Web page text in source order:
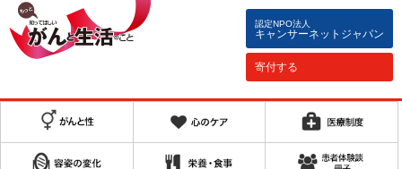
認定NPO法人
キャンサーネットジャパン
寄付する